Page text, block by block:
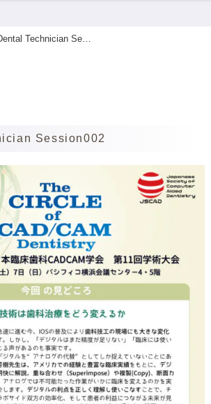
Technician Se…
Session002